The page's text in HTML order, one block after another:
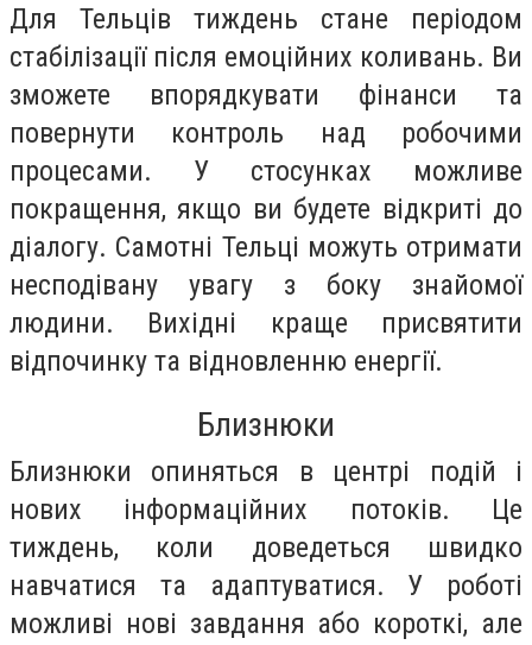
Для Тельців тиждень стане періодом
стабілізації після емоційних коливань. Ви
зможете впорядкувати фінанси та
повернути контроль над робочими
процесами. У стосунках можливе
покращення, якщо ви будете відкриті до
діалогу. Самотні Тельці можуть отримати
несподівану увагу з боку знайомої
людини. Вихідні краще присвятити
відпочинку та відновленню енергії.
Близнюки
Близнюки опиняться в центрі подій і
нових інформаційних потоків. Це
тиждень, коли доведеться швидко
навчатися та адаптуватися. У роботі
можливі нові завдання або короткі, але